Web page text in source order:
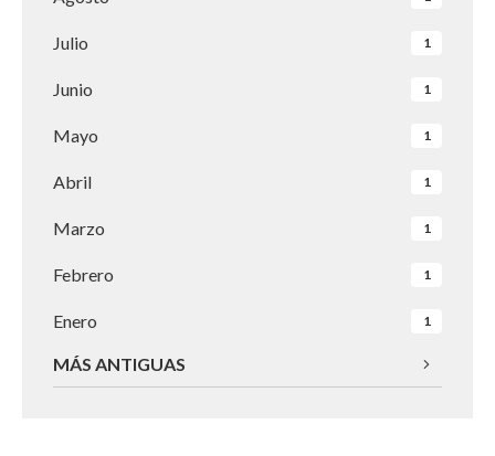
Julio 1
Junio 1
Mayo 1
Abril 1
Marzo 1
Febrero 1
Enero 1
MÁS ANTIGUAS